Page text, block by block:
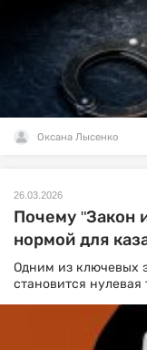
Оксана Лысенко
26.03.2026
Почему "Закон
нормой для
Одним из ключевых
становится